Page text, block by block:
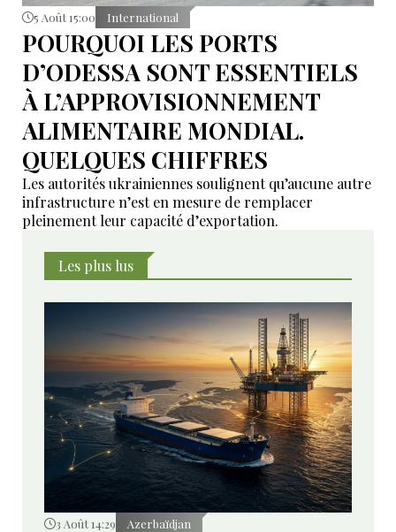
5 Août 15:00 International
POURQUOI LES PORTS
D’ODESSA SONT ESSENTIELS
À L’APPROVISIONNEMENT
ALIMENTAIRE MONDIAL.
QUELQUES CHIFFRES
Les autorités ukrainiennes soulignent qu’aucune autre
infrastructure n’est en mesure de remplacer
pleinement leur capacité d’exportation.
Les plus lus
3 Août 14:29 Azerbaïdjan